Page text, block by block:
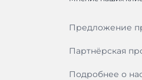
Предложение
Партнёрская
Подробнее о